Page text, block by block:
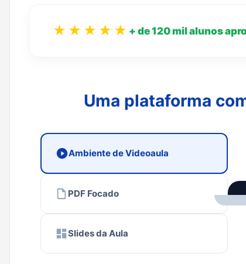
★★★★★ + de 120 mil alunos
Uma plataforma
Ambiente de Videoaula
PDF Focado
Slides da Aula